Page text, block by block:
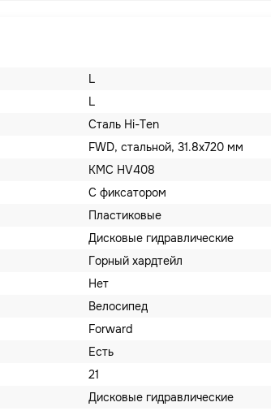
L
L
Сталь Hi-Ten
FWD, стальной, 31.8х720 мм
KMC HV408
С фиксатором
Пластиковые
Дисковые гидравлические
Горный хардтейл
Нет
Велосипед
Forward
Есть
21
Дисковые гидравлические